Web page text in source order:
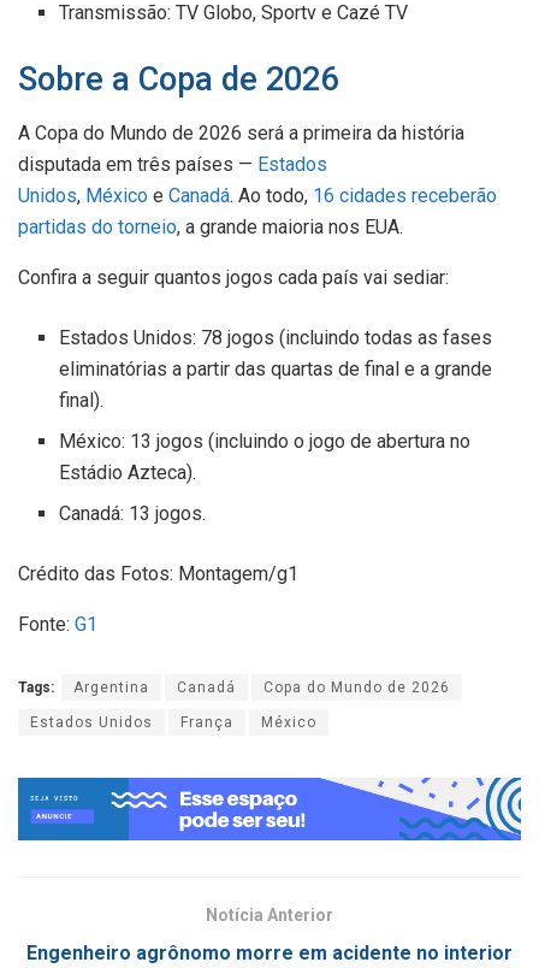
Transmissão: TV Globo, Sportv e Cazé TV
Sobre a Copa de 2026
A Copa do Mundo de 2026 será a primeira da história
disputada em três países — Estados
Unidos, México e Canadá. Ao todo, 16 cidades receberão
partidas do torneio, a grande maioria nos EUA.
Confira a seguir quantos jogos cada país vai sediar:
Estados Unidos: 78 jogos (incluindo todas as fases
eliminatórias a partir das quartas de final e a grande
final).
México: 13 jogos (incluindo o jogo de abertura no
Estádio Azteca).
Canadá: 13 jogos.
Crédito das Fotos: Montagem/g1
Fonte: G1
Tags: Argentina Canadá Copa do Mundo de 2026
Estados Unidos França México
Notícia Anterior
Engenheiro agrônomo morre em acidente no interior